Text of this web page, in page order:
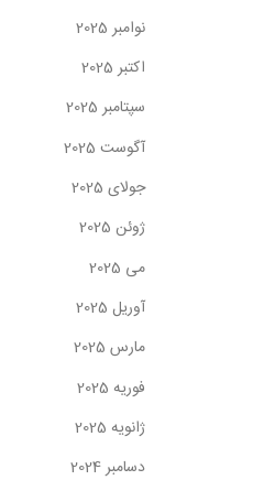
نوامبر 2025
اکتبر 2025
سپتامبر 2025
آگوست 2025
جولای 2025
ژوئن 2025
می 2025
آوریل 2025
مارس 2025
فوریه 2025
ژانویه 2025
دسامبر 2024